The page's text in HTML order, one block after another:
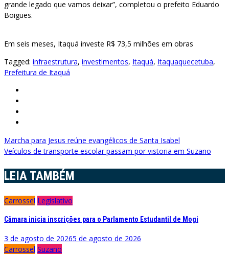
grande legado que vamos deixar”, completou o prefeito Eduardo
Boigues.
Em seis meses, Itaquá investe R$ 73,5 milhões em obras
Tagged: infraestrutura, investimentos, Itaquá, Itaquaquecetuba,
Prefeitura de Itaquá
Navegação
de
Post
Marcha para Jesus reúne evangélicos de Santa Isabel
Veículos de transporte escolar passam por vistoria em Suzano
LEIA TAMBÉM
Carrossel Legislativo
Câmara inicia inscrições para o Parlamento Estudantil de Mogi
3 de agosto de 20265 de agosto de 2026
Carrossel Suzano